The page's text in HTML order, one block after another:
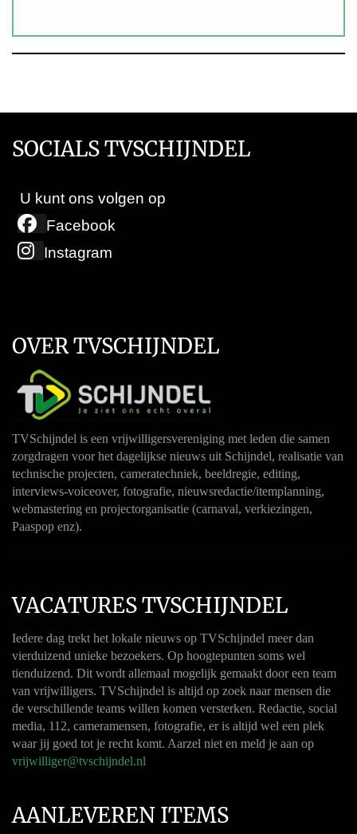
SOCIALS TVSCHIJNDEL
U kunt ons volgen op
Facebook
Instagram
OVER TVSCHIJNDEL
TVSchijndel is een vrijwilligersvereniging met leden die samen
zorgdragen voor het dagelijkse nieuws uit Schijndel, realisatie van
technische projecten, cameratechniek, beeldregie, editing,
interviews-voiceover, fotografie, nieuwsredactie/itemplanning,
webmastering en projectorganisatie (carnaval, verkiezingen,
Paaspop enz).
VACATURES TVSCHIJNDEL
Iedere dag trekt het lokale nieuws op TVSchijndel meer dan
vierduizend unieke bezoekers. Op hoogtepunten soms wel
tienduizend. Dit wordt allemaal mogelijk gemaakt door een team
van vrijwilligers. TVSchijndel is altijd op zoek naar mensen die
de verschillende teams willen komen versterken. Redactie, social
media, 112, cameramensen, fotografie, er is altijd wel een plek
waar jij goed tot je recht komt. Aarzel niet en meld je aan op
vrijwilliger@tvschijndel.nl
AANLEVEREN ITEMS